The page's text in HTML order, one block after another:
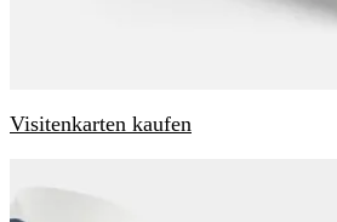
Visitenkarten kaufen